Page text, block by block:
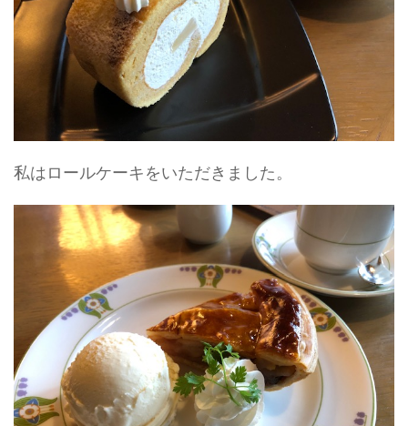
私はロールケーキをいただきました。